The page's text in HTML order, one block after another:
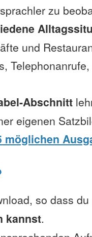
zu
und
Abschnitt
eigenen
möglichen
so dass du
kannst.